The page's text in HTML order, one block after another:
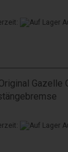
Gazelle